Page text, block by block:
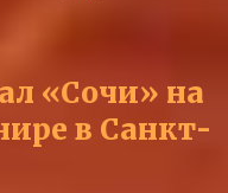
«Сочи» на
в Санкт-